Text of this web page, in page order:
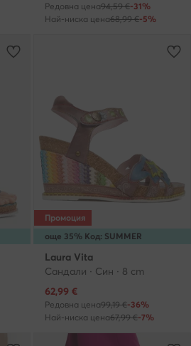
Редовна цена94,59 €-31%
Най-ниска цена68,99 €-5%
още 35% Код: SUMMER
Промоция
Laura Vita
Сандали · Син · 8 cm
Актуална цена
62,99 €
Редовна цена99,19 €-36%
Най-ниска цена67,99 €-7%